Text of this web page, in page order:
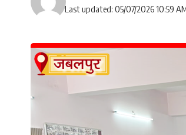
Last updated: 05/07/2026 10:59